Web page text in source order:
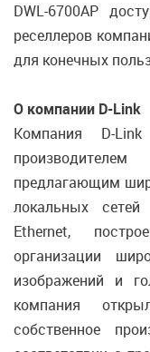
DWL-6700AP
реселлеров
для конечных
О компании D-Link
Компания D-
предлагающим
локальных
Ethernet,
организации
изображений и
компания
собственное